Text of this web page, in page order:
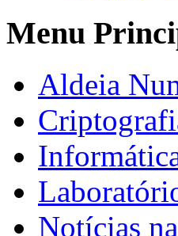
Menu
Aldeia
Notícias